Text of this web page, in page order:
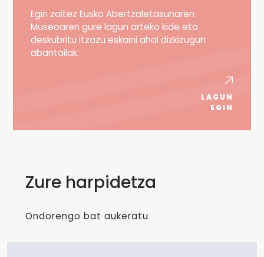
Egin zaitez Eusko Abertzaletasunaren
Museoaren gure lagun arteko kide eta
deskubritu itzazu eskaini ahal dizkizugun
abantailak.
LAGUN
EGIN
Zure harpidetza
Ondorengo bat aukeratu